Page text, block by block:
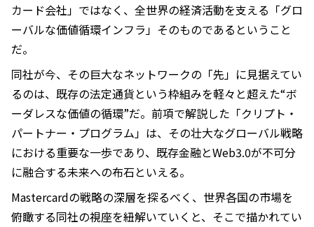
カード会社」ではなく、全世界の経済活動を支える「グロ
ーバルな価値循環インフラ」そのものであるということ
だ。
同社が今、その巨大なネットワークの「先」に見据えてい
るのは、既存の法定通貨という枠組みを軽々と超えた“ボ
ーダレスな価値の循環”だ。前項で解説した「クリプト・
パートナー・プログラム」は、その壮大なグローバル戦略
における重要な一歩であり、既存金融とWeb3.0が不可分
に融合する未来への布石といえる。
Mastercardの戦略の深層を探るべく、世界各国の市場を
俯瞰する同社の視座を紐解いていくと、そこで描かれてい